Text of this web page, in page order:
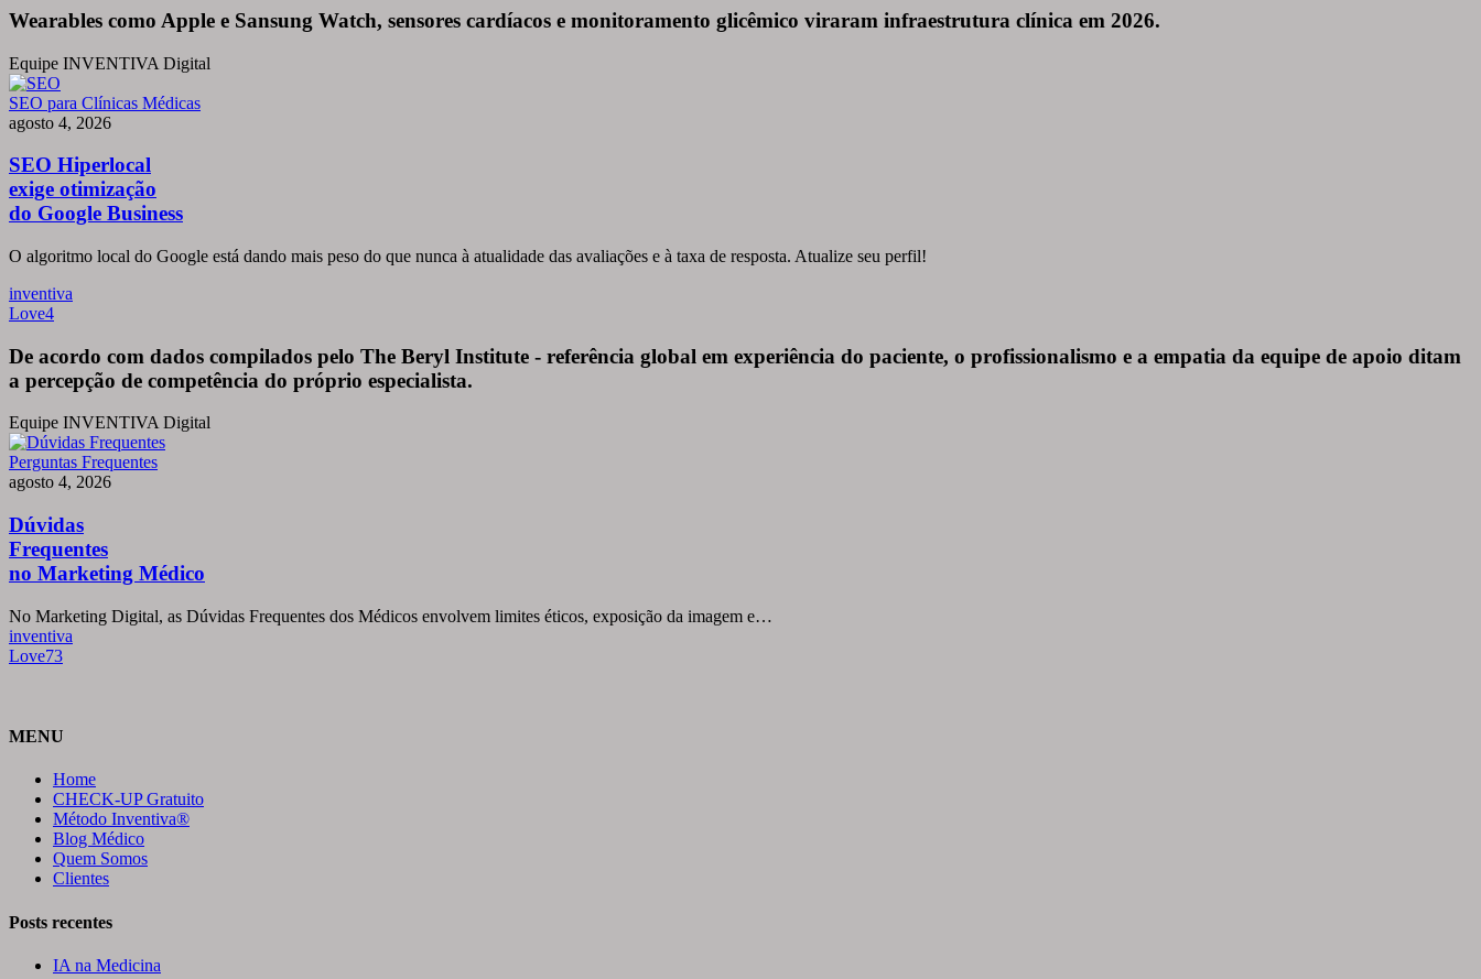
Wearables como Apple e Sansung Watch, sensores cardíacos e monitoramento glicêmico viraram infraestrutura clínica em 2026.
Equipe INVENTIVA Digital
SEO
Hiperlocal
otimização
Google
Business
SEO para Clínicas Médicas
agosto 4, 2026
SEO Hiperlocal
exige otimização
do Google Business
O algoritmo local do Google está dando mais peso do que nunca à atualidade das avaliações e à taxa de resposta. Atualize seu perfil!
inventiva
Love4
De acordo com dados compilados pelo The Beryl Institute - referência global em experiência do paciente, o profissionalismo e a empatia da equipe de apoio ditam
a percepção de competência do próprio especialista.
Equipe INVENTIVA Digital
Dúvidas
Frequentes
Marketing
Médico
Perguntas Frequentes
agosto 4, 2026
Dúvidas
Frequentes
no Marketing Médico
No Marketing Digital, as Dúvidas Frequentes dos Médicos envolvem limites éticos, exposição da imagem e…
inventiva
Love73
MENU
Home
CHECK-UP Gratuito
Método Inventiva®
Blog Médico
Quem Somos
Clientes
Posts recentes
IA na Medicina